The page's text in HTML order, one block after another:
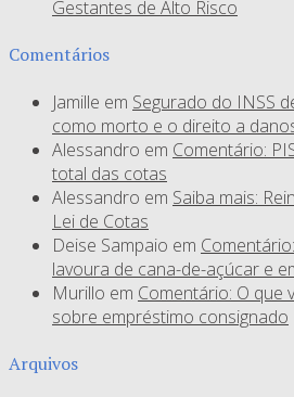
Gestantes de Alto Risco
Comentários
Jamille em Segurado do INSS
como morto e o direito a
Alessandro em Comentário:
total das cotas
Alessandro em Saiba mais:
Lei de Cotas
Deise Sampaio em
lavoura de cana-de-açúcar e
Murillo em Comentário: O que
sobre empréstimo consignado
Arquivos